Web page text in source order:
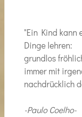
"Ein Kind kann
Dinge lehren:
grundlos
immer mit
nachdrücklich
-Paulo Coelho-